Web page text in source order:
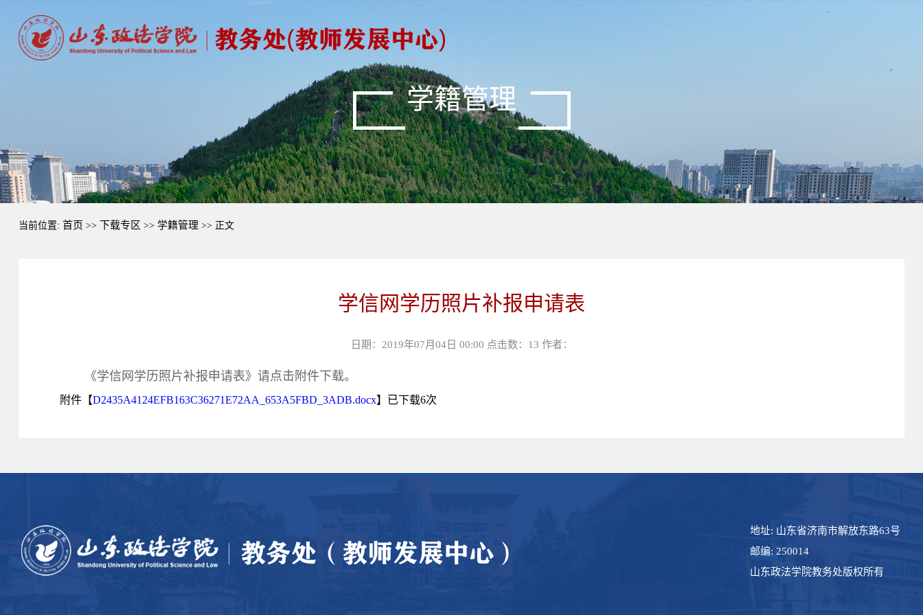
学籍管理
当前位置: 首页 >> 下载专区 >> 学籍管理 >> 正文
学信网学历照片补报申请表
日期：2019年07月04日 00:00 点击数： 13 作者：
《学信网学历照片补报申请表》请点击附件下载。
附件【D2435A4124EFB163C36271E72AA_653A5FBD_3ADB.docx】已下载6次
地址: 山东省济南市解放东路63号
邮编: 250014
山东政法学院教务处版权所有